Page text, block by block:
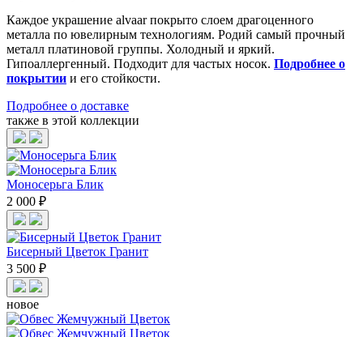
Каждое украшение alvaar покрыто слоем драгоценного
металла по ювелирным технологиям. Родий самый прочный
металл платиновой группы. Холодный и яркий.
Гипоаллергенный. Подходит для частых носок. Подробнее о
покрытии и его стойкости.
Подробнее о доставке
также в этой коллекции
Моносерьга Блик
2 000 ₽
Бисерный Цветок Гранит
3 500 ₽
новое